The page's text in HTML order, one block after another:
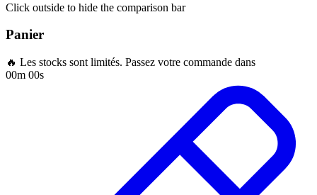
Click outside to hide the comparison bar
Panier
🔥 Les stocks sont limités. Passez votre commande dans
00m 00s